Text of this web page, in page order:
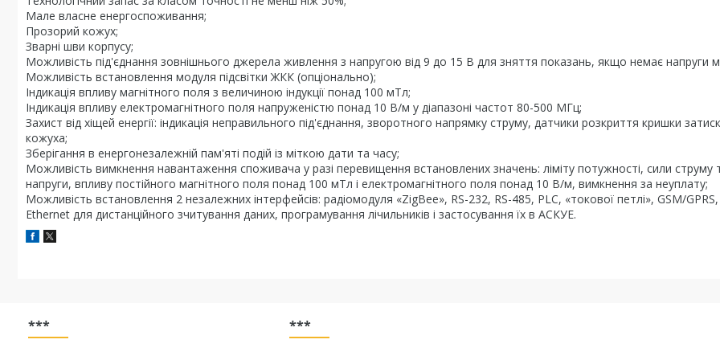
Мале власне енергоспоживання;
Прозорий кожух;
Зварні шви корпусу;
Можливість під'єднання зовнішнього джерела живлення з напругою від 9 до 15 В для зняття показань, якщо немає напруги
Можливість встановлення модуля підсвітки ЖКК (опціонально);
Індикація впливу магнітного поля з величиною індукції понад 100 мТл;
Індикація впливу електромагнітного поля напруженістю понад 10 В/м у діапазоні частот 80-500 МГц;
Захист від хіщей енергії: індикація неправильного під'єднання, зворотного напрямку струму, датчики розкриття кришки
кожуха;
Зберігання в енергонезалежній пам'яті подій із міткою дати та часу;
Можливість вимкнення навантаження споживача у разі перевищення встановлених значень: ліміту потужності, сили струму
напруги, впливу постійного магнітного поля понад 100 мТл і електромагнітного поля понад 10 В/м, вимкнення за неуплату;
Можливість встановлення 2 незалежних інтерфейсів: радіомодуля «ZigBee», RS-232, RS-485, PLC, «токової петлі», GSM/GPRS,
Ethernet для дистанційного зчитування даних, програмування лічильників і застосування їх в АСКУЕ.
*** ***